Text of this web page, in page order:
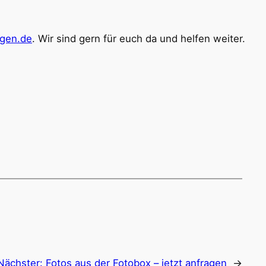
. Wir sind gern für euch da und helfen weiter.
Fotos aus der Fotobox – jetzt anfragen →